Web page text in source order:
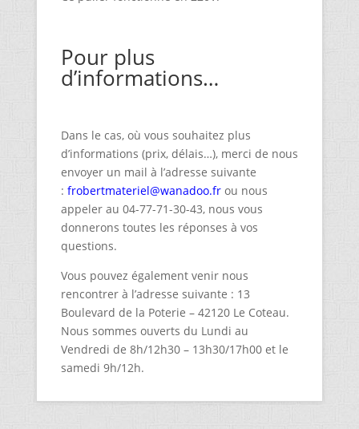
Pour plus
d’informations…
Dans le cas, où vous souhaitez plus
d’informations (prix, délais…), merci de nous
envoyer un mail à l’adresse suivante
: frobertmateriel@wanadoo.frou nous
appeler au 04-77-71-30-43, nous vous
donnerons toutes les réponses à vos
questions.
Vous pouvez également venir nous
rencontrer à l’adresse suivante : 13
Boulevard de la Poterie – 42120 Le Coteau.
Nous sommes ouverts du Lundi au
Vendredi de 8h/12h30 – 13h30/17h00 et le
samedi 9h/12h.